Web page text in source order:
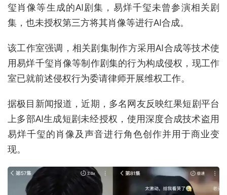
玺肖像等生成的AI剧集，易烊千玺未曾参演相关剧
集，也未授权第三方将其肖像等进行AI合成。
该工作室强调，相关剧集制作方采用AI合成等技术使
用易烊千玺肖像等制作剧集的行为构成侵权，现工作
室已就前述侵权行为委请律师开展维权工作。
据极目新闻报道，近期， 多名网友反映红果短剧平台
上多部AI生成短剧未经授权，使用深度合成技术盗用
易烊千玺的肖像及声音进行角色创作并用于商业变
现。